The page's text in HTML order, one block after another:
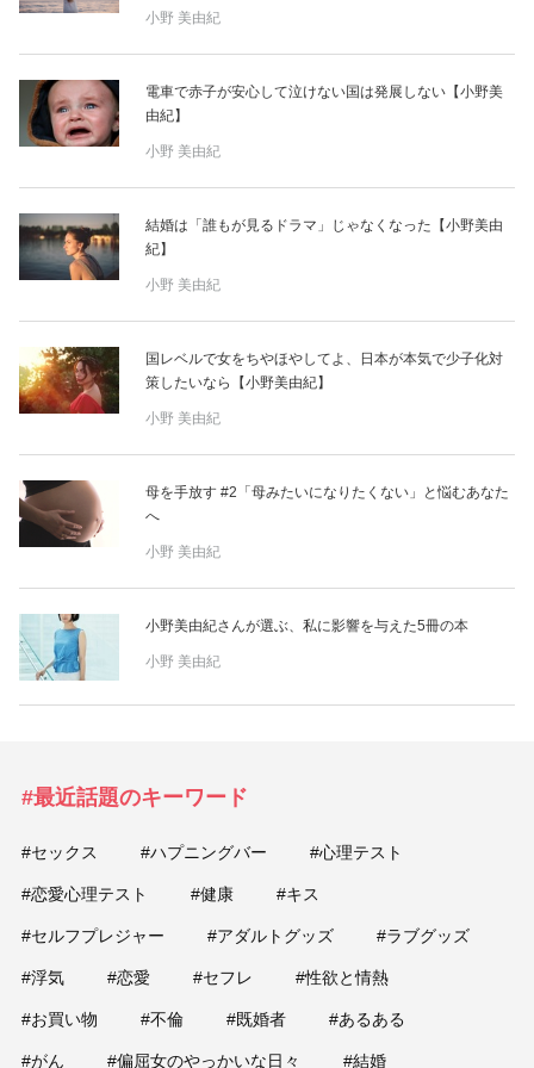
占い
ゲーム
小野 美由紀
電車で赤子が安心して泣けない国は発展しない【小野美
由紀】
小野 美由紀
結婚は「誰もが見るドラマ」じゃなくなった【小野美由
紀】
小野 美由紀
国レベルで女をちやほやしてよ、日本が本気で少子化対
策したいなら【小野美由紀】
小野 美由紀
母を手放す #2「母みたいになりたくない」と悩むあなた
へ
小野 美由紀
小野美由紀さんが選ぶ、私に影響を与えた5冊の本
小野 美由紀
#最近話題のキーワード
#セックス #ハプニングバー #心理テスト
#恋愛心理テスト #健康 #キス
#セルフプレジャー #アダルトグッズ #ラブグッズ
#浮気 #恋愛 #セフレ #性欲と情熱
#お買い物 #不倫 #既婚者 #あるある
#がん #偏屈女のやっかいな日々 #結婚